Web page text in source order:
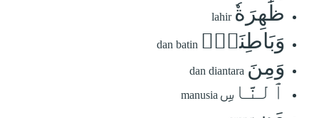
ظَٰهِرَةٗ lahir
وَبَاطِنَةٗۗ dan batin
وَمِنَ dan diantara
ٱلنَّاسِ manusia